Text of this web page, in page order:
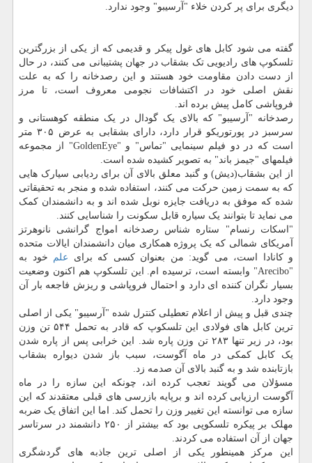
دیگری برای پر کردن خلاء "آرسیبو" وجود ندارد.
گفته می شود کابل های غول پیکر و قدیمی که از یکی از بزرگترین
تلسکوپ های رادیویی تک بشقاب در جهان پشتیبانی می کنند، در حال
از دست دادن مقاومت خود هستند و این رصدخانه را که به علت
نقش اصلی خود در اکتشافات نجومی معروف است، تا مرز
فروپاشی کامل پیش برده اند.
رصدخانه "آرسیبو" که بالای یک گودال در یک منطقه کوهستانی و
سرسبز در پورتوریکو قرار دارد، دارای بشقابی به عرض ۳۰۵ متر
است که در دو فیلم سینمایی "تماس" و "GoldenEye" از مجموعه
فیلمهای "جیمز باند" به تصویر کشیده شده است.
از این بشقاب(دیش) و گنبد معلق بالای آن برای ردیابی سیارک هایی
که به سمت زمین حرکت می کنند، استفاده شده و منجر به تحقیقاتی
شده که موفق به دریافت جایزه نوبل شده اند و به دانشمندان کمک
می نماید تا بتوانند یک سیاره قابل سکونت را شناسایی کنند.
"اسکات رنسام" ستاره شناس رصدخانه امواج گرانشی نانوهرتز
آمریکای شمالی که یک پروژه همکاری میان دانشمندان ایالات متحده
و کانادا است، می گوید: من بعنوان کسی که برای علم
خود به
"Arecibo" وابسته است، ترسیده ام. این تلسکوپ هم اکنون وضعیت
بسیار نگران کننده ای دارد و احتمال فروپاشی و ریزش فاجعه بار آن
وجود دارد.
چندی قبل و پیش از اعلام تعطیلی کنترل شده "آرسیبو" یکی از اصلی
ترین کابل های فولادی این تلسکوپ که قادر به تحمل ۵۴۴ تن وزن
بود، در زیر تنها ۲۸۳ تن وزن پاره شد. این خرابی پس از پاره شدن
یک کابل کمکی در ماه آگوست، سبب باز شدن دیواره بشقاب
بازتابنده شد و به گنبد بالای آن صدمه زد.
مسؤلان می گویند تعجب کرده اند، چونکه این سازه را در ماه
آگوست ارزیابی کرده اند و برپایه بازرسی های قبلی معتقدند که این
سازه می توانسته این تغییر وزن را تحمل کند. اما این اتفاق یک ضربه
مهلک بر پیکره تلسکوپی بود که بیشتر از ۲۵۰ دانشمند در سرتاسر
جهان از آن استفاده می کردند.
این مرکز همینطور یکی از اصلی ترین جاذبه های گردشگری